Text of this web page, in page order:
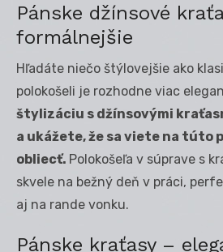
Pánske džínsové
formálnejšie
Hľadáte niečo štýlovejšie ako
polokošeli je rozhodne viac
štylizáciu s džínsovými
a ukážete, že sa viete na túto
obliecť. Polokošeľa v súprave s
skvele na bežný deň v práci,
aj na rande vonku.
Pánske kraťasy –